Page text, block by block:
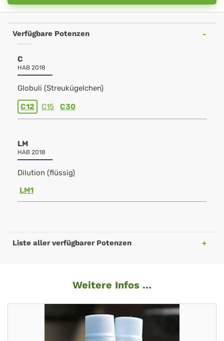
Verfügbare Potenzen
C
HAB 2018
Globuli (Streukügelchen)
C12 C15 C30
LM
HAB 2018
Dilution (flüssig)
LM1
Liste aller verfügbarer Potenzen
Weitere Infos ...